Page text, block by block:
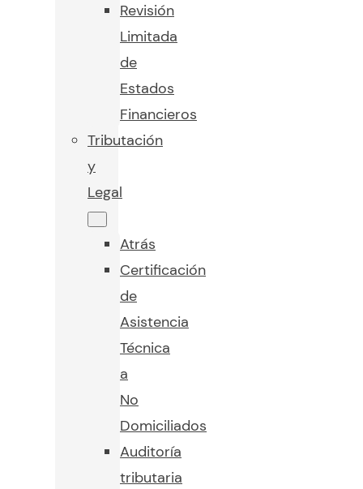
Revisión
Limitada
de
Estados
Financieros
Tributación
y
Legal
Atrás
Certificación
de
Asistencia
Técnica
a
No
Domiciliados
Auditoría
tributaria